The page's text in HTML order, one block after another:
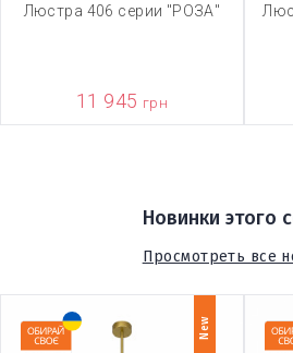
Люстра 406 серии "РОЗА"
11 945 грн
Новинки этого
Просмотреть все
New